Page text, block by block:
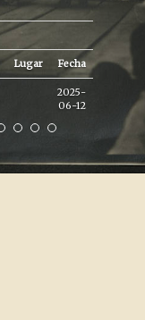
Lugar Fecha
2025-
06-12